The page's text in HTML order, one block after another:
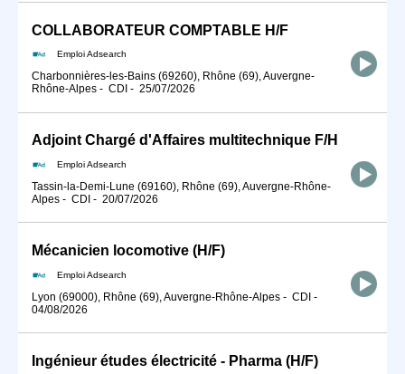
COLLABORATEUR COMPTABLE H/F
Emploi Adsearch
Charbonnières-les-Bains (69260), Rhône (69), Auvergne-
Rhône-Alpes - CDI - 25/07/2026
Adjoint Chargé d'Affaires multitechnique F/H
Emploi Adsearch
Tassin-la-Demi-Lune (69160), Rhône (69), Auvergne-Rhône-
Alpes - CDI - 20/07/2026
Mécanicien locomotive (H/F)
Emploi Adsearch
Lyon (69000), Rhône (69), Auvergne-Rhône-Alpes - CDI -
04/08/2026
Ingénieur études électricité - Pharma (H/F)